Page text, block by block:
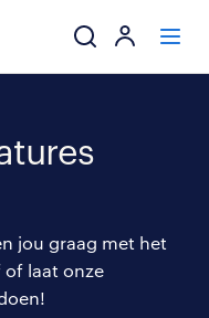
mijn carrière
over randstad
jou graag met het
of laat onze